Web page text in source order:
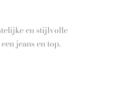
en stijlvolle
jeans en top.